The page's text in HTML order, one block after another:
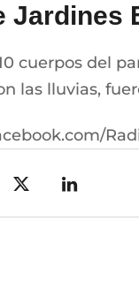
Jardines
cuerpos del
las lluvias,